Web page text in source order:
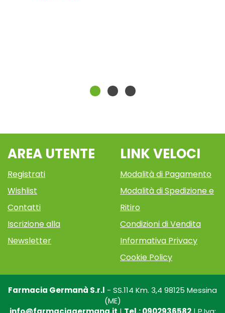
AREA UTENTE
Registrati
Wishlist
Contatti
Iscrizione alla
Newsletter
LINK VELOCI
Modalità di Pagamento
Modalità di Spedizione e
Ritiro
Condizioni di Vendita
Informativa Privacy
Cookie Policy
Farmacia Germanà S.r.l - SS.114 Km. 3,4 98125 Messina
(ME)